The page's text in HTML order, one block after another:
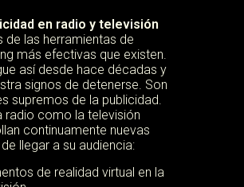
grabar un programa o un
anuncio para promocionar tu
negocio
en radio y televisión
de las herramientas de
más efectivas que existen.
así desde hace décadas y
signos de detenerse. Son
supremos de la publicidad.
radio como la televisión
continuamente nuevas
llegar a su audiencia:
de realidad virtual en la